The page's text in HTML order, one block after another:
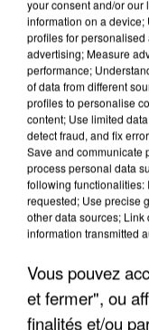
APRÈS TOUTES
DE FAUNE
your consent and/or our
information on a device;
profiles for
advertising; Measure
performance;
of data from different
profiles to personalise
content; Use limited
detect fraud, and fix
Save and communicate
process personal data
following functionalities:
requested; Use precise
other data sources;
information transmitted
Vous pouvez
et fermer", ou
finalités et/ou